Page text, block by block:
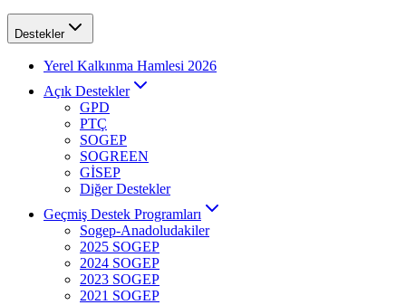
Destekler
Yerel Kalkınma Hamlesi 2026
Açık Destekler
GPD
PTÇ
SOGEP
SOGREEN
GİSEP
Diğer Destekler
Geçmiş Destek Programları
Sogep-Anadoludakiler
2025 SOGEP
2024 SOGEP
2023 SOGEP
2021 SOGEP